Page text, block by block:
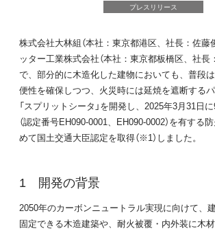
プレスリリース
株式会社大林組（本社：東京都港区、社長：佐藤
ッター工業株式会社（本社：東京都板橋区、社長
で、部分的に木造化した建物においても、普段
便性を確保しつつ、火災時には延焼を遮断する
「スプリットシータ」を開発し、2025年3月31日
（認定番号EH090-0001、EH090-0002）を有する
めて国土交通大臣認定を取得（※1）しました。
開発の背景
2050年のカーボンニュートラル実現に向けて、
固定できる木造建築や、耐火被覆・内外装に木